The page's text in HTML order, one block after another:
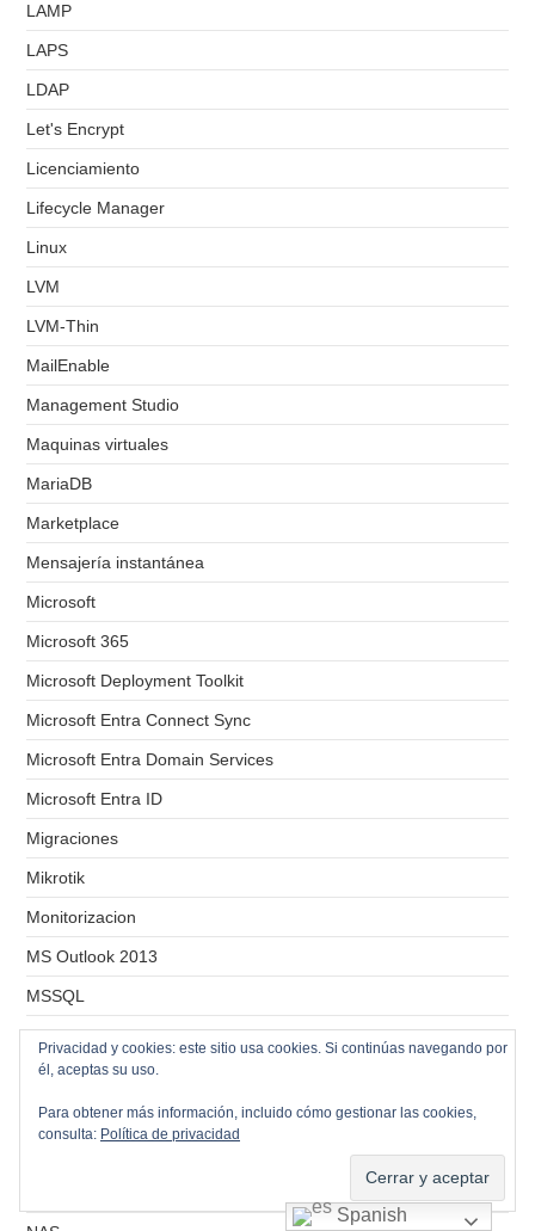
LAMP
LAPS
LDAP
Let's Encrypt
Licenciamiento
Lifecycle Manager
Linux
LVM
LVM-Thin
MailEnable
Management Studio
Maquinas virtuales
MariaDB
Marketplace
Mensajería instantánea
Microsoft
Microsoft 365
Microsoft Deployment Toolkit
Microsoft Entra Connect Sync
Microsoft Entra Domain Services
Microsoft Entra ID
Migraciones
Mikrotik
Monitorizacion
MS Outlook 2013
MSSQL
Multipath
MX
MySQL
Spanish
Privacidad y cookies: este sitio usa cookies. Si continúas navegando por
él, aceptas su uso.
Para obtener más información, incluido cómo gestionar las cookies,
consulta: Política de privacidad